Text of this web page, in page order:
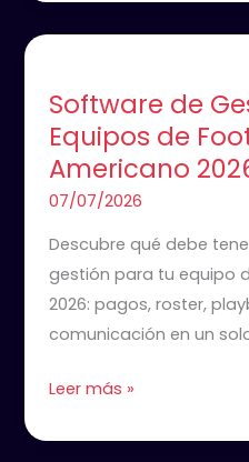
Software de
Equipos de
Americano
07/07/2026
Descubre qué debe
gestión para tu equipo
2026: pagos, roster,
comunicación en un
Gestión
para
Equipos
de
Americano
2026
Leer más »